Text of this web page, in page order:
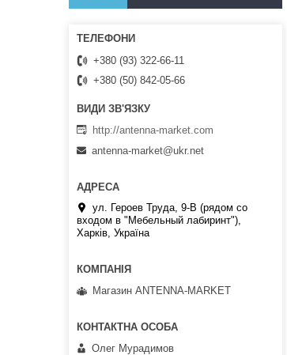
+380 (93) 322-66-11
+380 (50) 842-05-66
http://antenna-market.com
antenna-market@ukr.net
ул. Героев Труда, 9-В (рядом со
входом в "Мебельный лабиринт"),
Харків, Україна
Магазин ANTENNA-MARKET
Олег Мурадимов